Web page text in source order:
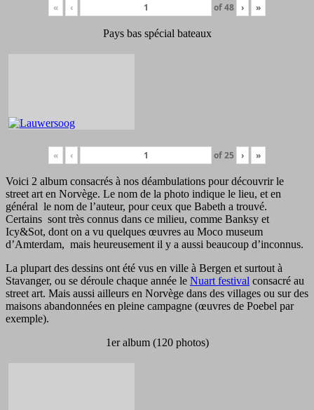
« ‹ of48 › »
Pays bas spécial bateaux
« ‹ of25 › »
Voici 2 album consacrés à nos déambulations pour découvrir le
street art en Norvège. Le nom de la photo indique le lieu, et en
général le nom de l’auteur, pour ceux que Babeth a trouvé.
Certains sont très connus dans ce milieu, comme Banksy et
Icy&Sot, dont on a vu quelques œuvres au Moco museum
d’Amterdam, mais heureusement il y a aussi beaucoup d’inconnus.
La plupart des dessins ont été vus en ville à Bergen et surtout à
Stavanger, ou se déroule chaque année le Nuart festival consacré au
street art. Mais aussi ailleurs en Norvège dans des villages ou sur des
maisons abandonnées en pleine campagne (œuvres de Poebel par
exemple).
1er album (120 photos)